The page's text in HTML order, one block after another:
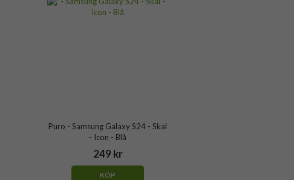
Puro - Samsung Galaxy S24 - Skal
- Icon - Blå
249 kr
KÖP